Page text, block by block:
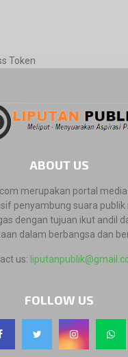
Token
ABOUT US
merupakan portal
penyambung suara
dengan tujuan ikut andil
dalam berbangsa dan
us:
FOLLOW US